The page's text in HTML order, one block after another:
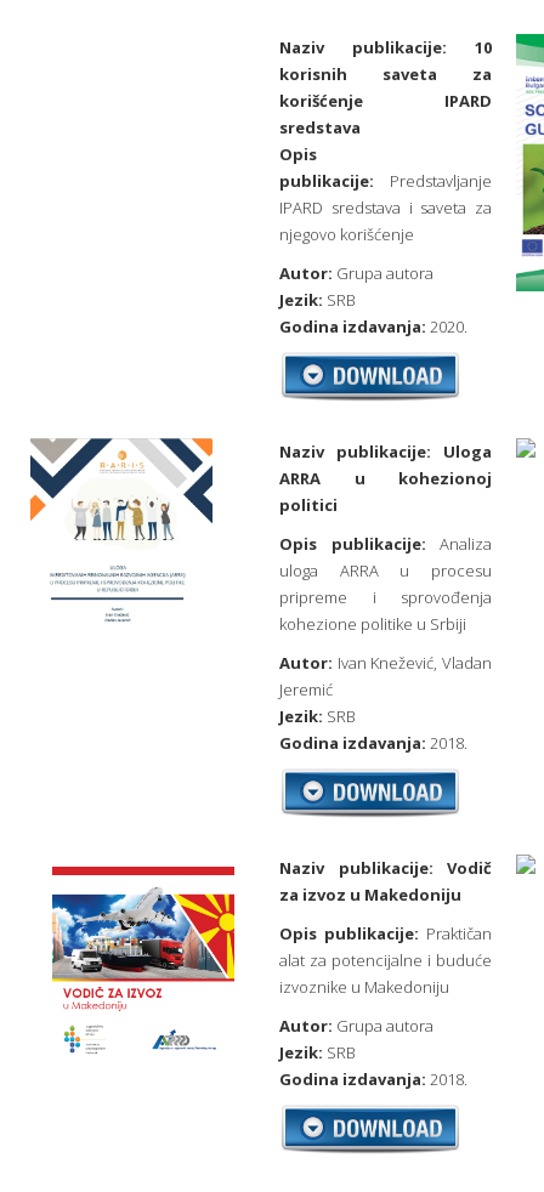
Naziv publikacije:
10
korisnih saveta za
korišćenje IPARD
sredstava
Opis
publikacije: Predstavljanje
IPARD sredstava i saveta za
njegovo korišćenje
Autor: Grupa autora
Jezik: SRB
Godina izdavanja: 2020.
Naziv publikacije:
Uloga
ARRA u kohezionoj
politici
Opis publikacije: Analiza
uloga ARRA u procesu
pripreme i sprovođenja
kohezione politike u Srbiji
Autor: Ivan Knežević, Vladan
Jeremić
Jezik: SRB
Godina izdavanja: 2018.
Naziv publikacije:
Vodič
za izvoz u Makedoniju
Opis publikacije: Praktičan
alat za potencijalne i buduće
izvoznike u Makedoniju
Autor: Grupa autora
Jezik: SRB
Godina izdavanja: 2018.